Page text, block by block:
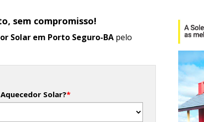
sem compromisso!
Solar em Porto Seguro-BA pelo
Solar?*